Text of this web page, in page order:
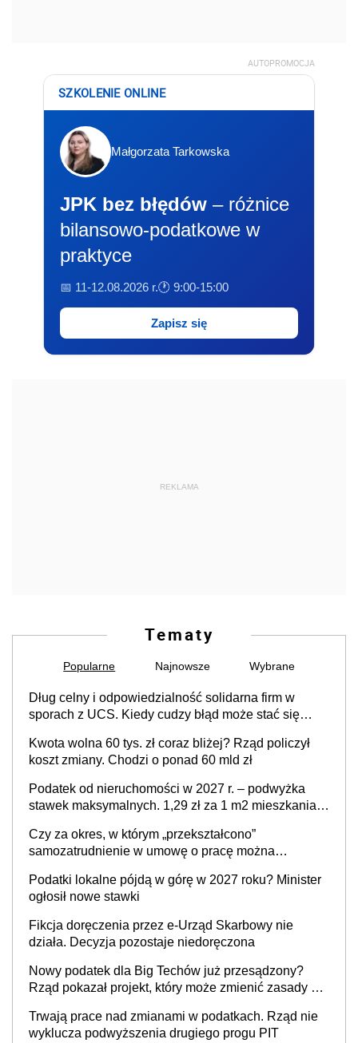
AUTOPROMOCJA
SZKOLENIE ONLINE
Małgorzata Tarkowska
JPK bez błędów – różnice
bilansowo-podatkowe w
praktyce
📅 11-12.08.2026 r.🕐 9:00-15:00
Zapisz się
REKLAMA
Tematy
Popularne Najnowsze Wybrane
Dług celny i odpowiedzialność solidarna firm w
sporach z UCS. Kiedy cudzy błąd może stać się
Kwota wolna 60 tys. zł coraz bliżej? Rząd policzył
koszt zmiany. Chodzi o ponad 60 mld zł
Podatek od nieruchomości w 2027 r. – podwyżka
stawek maksymalnych. 1,29 zł za 1 m2 mieszkania,
prowadzeniem działalności gospodarczej
Czy za okres, w którym „przekształcono”
samozatrudnienie w umowę o pracę można
cywilnoprawnej jedynym racjonalnym wyjściem
Podatki lokalne pójdą w górę w 2027 roku? Minister
ogłosił nowe stawki
Fikcja doręczenia przez e-Urząd Skarbowy nie
działa. Decyzja pozostaje niedoręczona
Nowy podatek dla Big Techów już przesądzony?
Rząd pokazał projekt, który może zmienić zasady gry
Trwają prace nad zmianami w podatkach. Rząd nie
wyklucza podwyższenia drugiego progu PIT